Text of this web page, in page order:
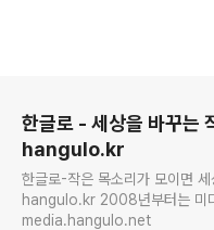
한글로 - 세상을 바꾸는
hangulo.kr
한글로-작은 목소리가 모이면
hangulo.kr 2008년부터는 미디어 한글로에서 뵙겠습니다.
media.hangulo.net